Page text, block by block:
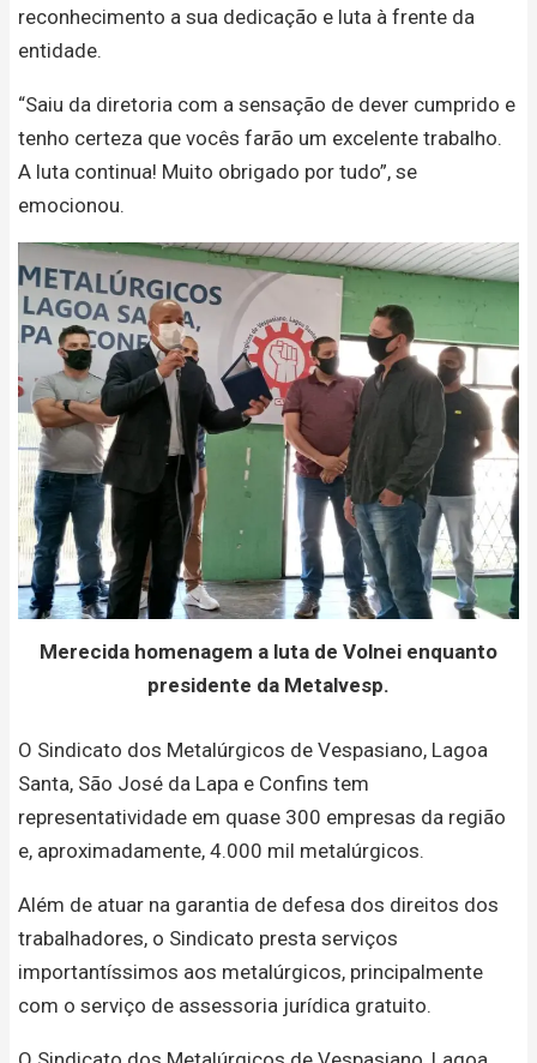
reconhecimento a sua dedicação e luta à frente da
entidade.
“Saiu da diretoria com a sensação de dever cumprido e
tenho certeza que vocês farão um excelente trabalho.
A luta continua! Muito obrigado por tudo”, se
emocionou.
Merecida homenagem a luta de Volnei enquanto
presidente da Metalvesp.
O Sindicato dos Metalúrgicos de Vespasiano, Lagoa
Santa, São José da Lapa e Confins tem
representatividade em quase 300 empresas da região
e, aproximadamente, 4.000 mil metalúrgicos.
Além de atuar na garantia de defesa dos direitos dos
trabalhadores, o Sindicato presta serviços
importantíssimos aos metalúrgicos, principalmente
com o serviço de assessoria jurídica gratuito.